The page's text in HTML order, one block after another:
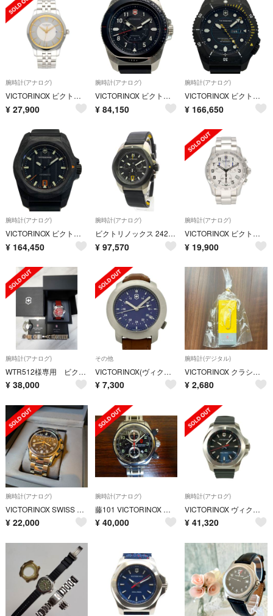
腕時計(アナログ)
VICTORINOX ビクトリノックス/アライアンス/SS/クオーツ/249141/190******/ABランク/94【中古】
¥ 27,900
腕時計(アナログ)
VICTORINOX ビクトリノックス ジャーニー 1884 242009 ブラック クォーツ メンズ 腕時計 箱・取説有 Journey
¥ 84,150
腕時計(アナログ)
VICTORINOX ビクトリノックス ダイブ プロ 241997 ブラック 自動巻き メンズ 腕時計 箱・取説有 DIVE PRO
¥ 166,650
腕時計(アナログ)
VICTORINOX ビクトリノックス イノックス オートマチック 242023.1 自動巻き メンズ 腕時計 箱有 I.N.O.X.
¥ 164,450
腕時計(アナログ)
ビクトリノックス 242011 I.N.O.X. Chrono イノックス クロノ クオーツ チタン カーボン ラバー ブラック シルバー 腕時計 ギャランティカード 箱付 Victorinox（中古）
¥ 97,570
腕時計(アナログ)
VICTORINOX ビクトリノックス/メンズ腕時計/クロノグラフ/クオーツ/241315/110******/ABランク/94【中古】
¥ 19,900
腕時計(アナログ)
WTR512様専用 ビクトリノックス イノックス プロフェッショナルダイバー
¥ 38,000
その他
VICTORINOX(ヴィクトリノックス) 腕時計 - V7-02 GMT メンズ ブルー
¥ 7,300
腕時計(デジタル)
VICTORINOX クラシック SD Sunny Side イエロー 未使用
¥ 2,680
腕時計(アナログ)
VICTORINOX SWISS ARMY 241544
¥ 22,000
腕時計(アナログ)
藤101 VICTORINOX メンズ 腕時計 自動巻 稼働
¥ 40,000
腕時計(アナログ)
VICTORINOX ヴィクトリノックス 時計 イノックス V 241768 ブラック文字盤 ステンレススチール ユニセックス アナログ 美品【本物保証】
¥ 41,320